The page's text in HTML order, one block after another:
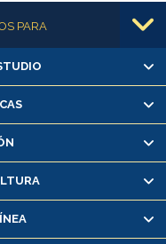
PARA
os
notas
alumnos